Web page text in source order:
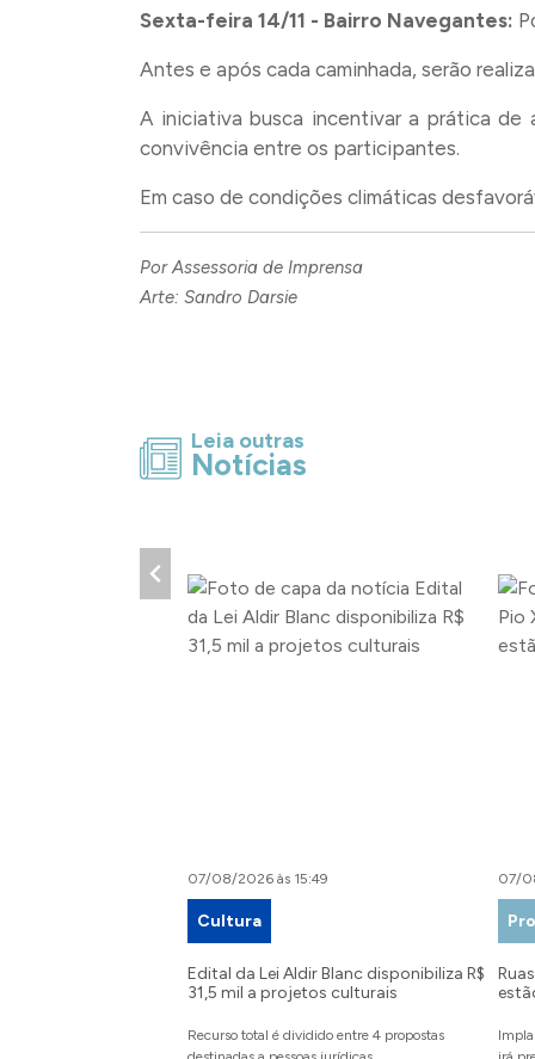
Sexta-feira 14/11 - Bairro Navegantes:
Antes e após cada caminhada, serão
A iniciativa busca incentivar a prática de
convivência entre os participantes.
Em caso de condições climáticas
Por Assessoria de Imprensa
Arte: Sandro Darsie
Leia outras
Notícias
07/08/2026 às 15:49
Cultura
Edital da Lei Aldir Blanc disponibiliza R$
31,5 mil a projetos culturais
Recurso total é dividido entre 4 propostas
07/